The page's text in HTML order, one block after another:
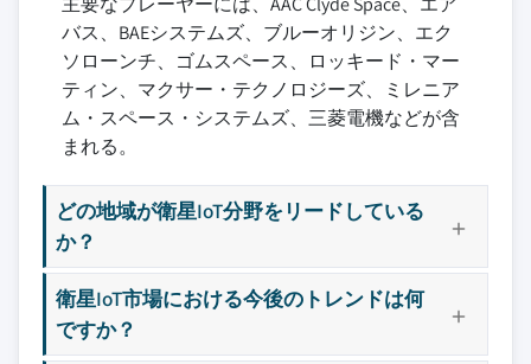
バス、BAEシステムズ、ブルーオリジン、エク
ソローンチ、ゴムスペース、ロッキード・マー
ティン、マクサー・テクノロジーズ、ミレニア
ム・スペース・システムズ、三菱電機などが含
まれる。
どの地域が衛星IoT分野をリードしている
か？
衛星IoT市場における今後のトレンドは何
ですか？